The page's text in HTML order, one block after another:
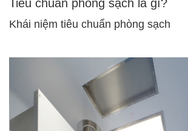
Tiêu chuẩn phòng sạch là gì?
Khái niệm tiêu chuẩn phòng sạch